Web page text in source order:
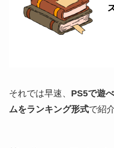
それでは早速、 PS5で遊
ムをランキング形式で紹